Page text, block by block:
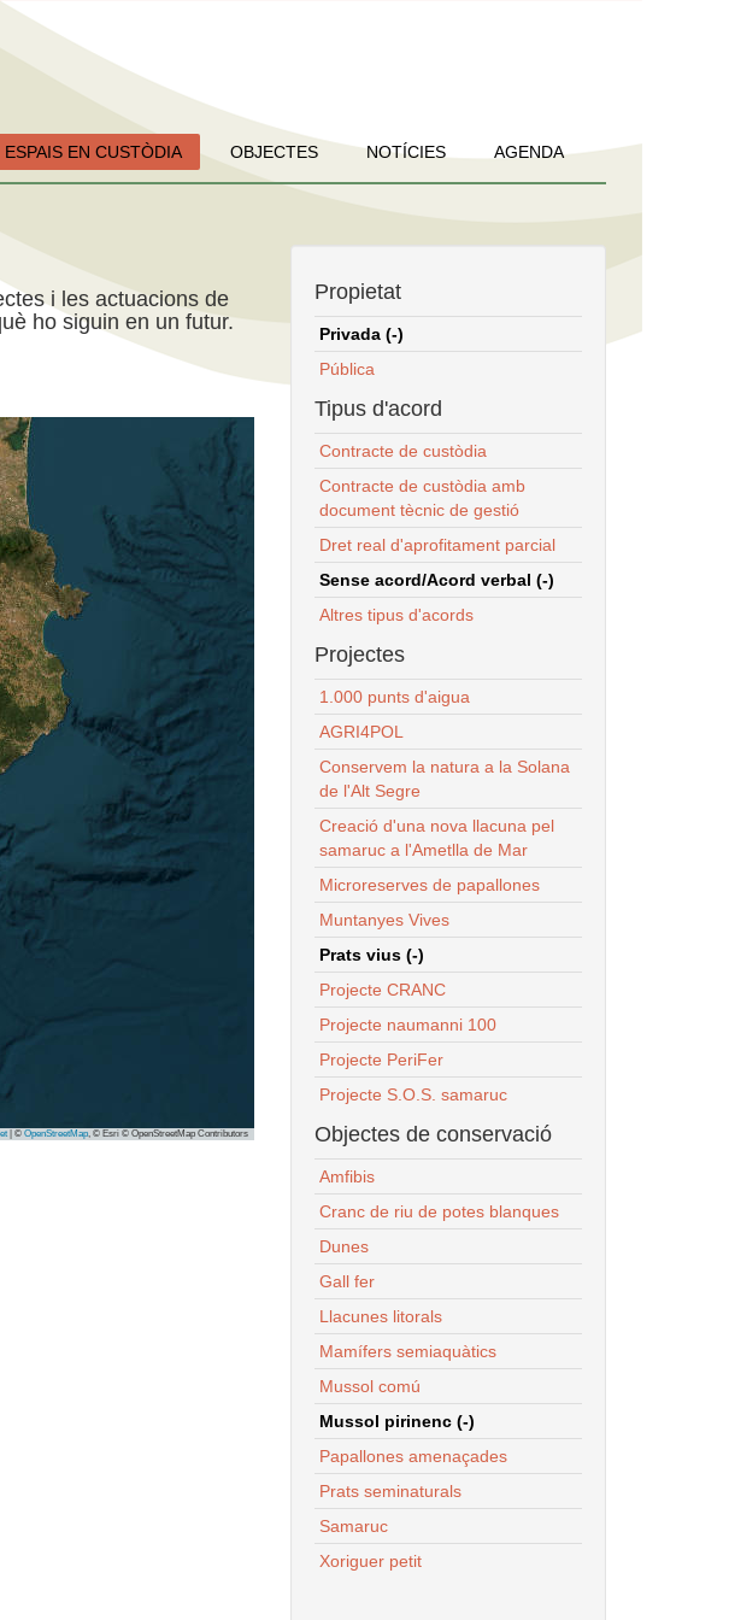
ESPAIS EN CUSTÒDIA OBJECTES NOTÍCIES AGENDA
i les actuacions de
ho siguin en un futur.
© OpenStreetMap, © Esri © OpenStreetMap Contributors
Propietat
Privada (-)
Pública
Tipus d'acord
Contracte de custòdia
Contracte de custòdia amb
document tècnic de gestió
Dret real d'aprofitament parcial
Sense acord/Acord verbal (-)
Altres tipus d'acords
Projectes
1.000 punts d'aigua
AGRI4POL
Conservem la natura a la Solana
de l'Alt Segre
Creació d'una nova llacuna pel
samaruc a l'Ametlla de Mar
Microreserves de papallones
Muntanyes Vives
Prats vius (-)
Projecte CRANC
Projecte naumanni 100
Projecte PeriFer
Projecte S.O.S. samaruc
Objectes de conservació
Amfibis
Cranc de riu de potes blanques
Dunes
Gall fer
Llacunes litorals
Mamífers semiaquàtics
Mussol comú
Mussol pirinenc (-)
Papallones amenaçades
Prats seminaturals
Samaruc
Xoriguer petit